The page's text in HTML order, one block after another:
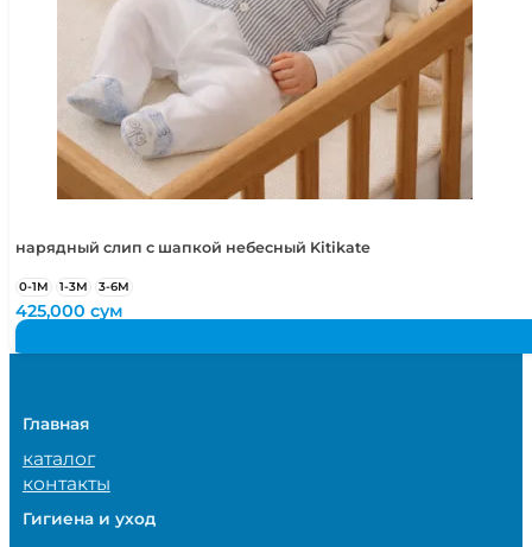
нарядный слип с шапкой небесный Kitikate
0-1М 1-3М 3-6М
425,000сум
Главная
каталог
контакты
Гигиена и уход